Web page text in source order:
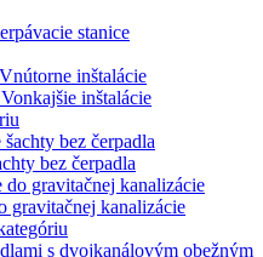
stanice
Vnútorne inštalácie
Vonkajšie inštalácie
bez čerpadla
gravitačnej kanalizácie